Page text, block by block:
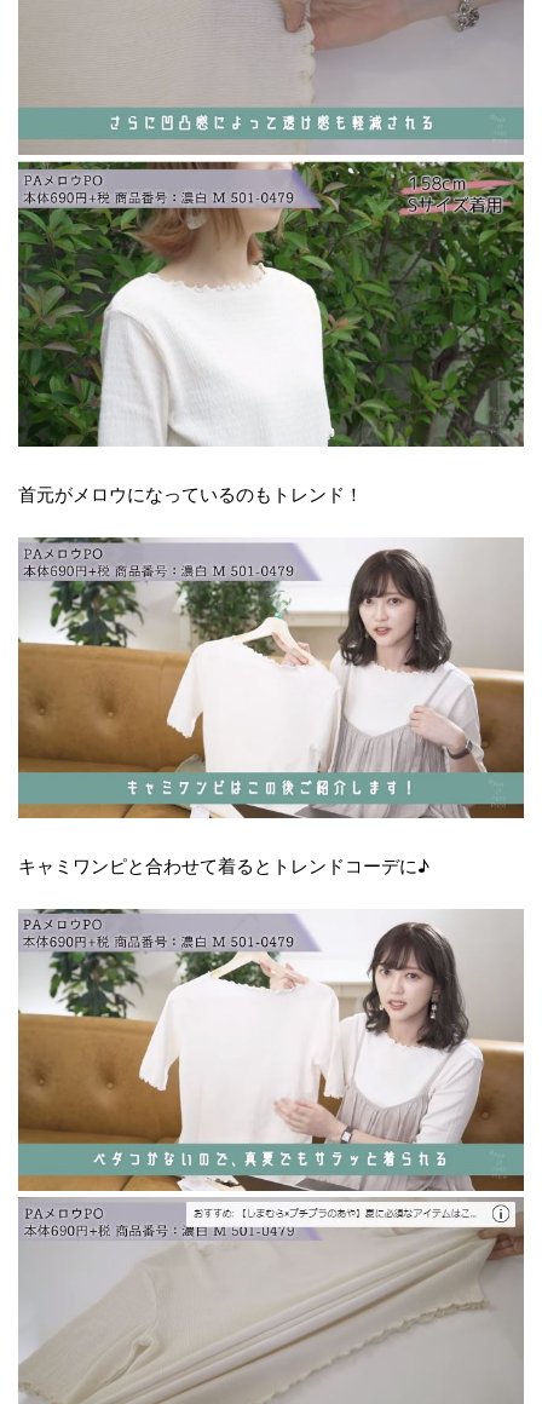
首元がメロウになっているのもトレンド！
キャミワンピと合わせて着るとトレンドコーデに♪